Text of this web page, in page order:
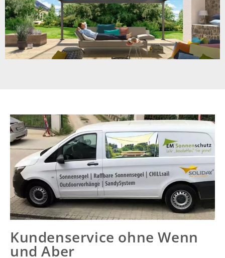
Kundenservice ohne Wenn
und Aber